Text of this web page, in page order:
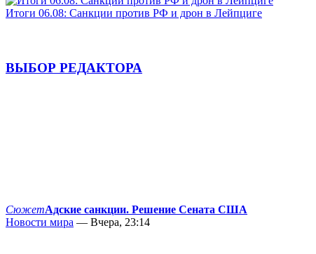
Итоги 06.08: Санкции против РФ и дрон в Лейпциге
ВЫБОР РЕДАКТОРА
СюжетАдские санкции. Решение Сената США
Новости мира — Вчера, 23:14